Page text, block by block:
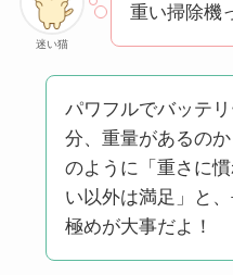
迷い猫
重い掃除機
パワフルでバッテ
分、重量があるの
のように「重さに
い以外は満足」と
極めが大事だよ！